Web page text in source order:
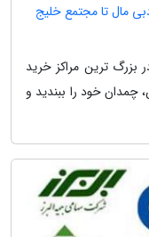
مال تا مجتمع خلیج
بزرگ ترین مراکز خرید
چمدان خود را ببندید و